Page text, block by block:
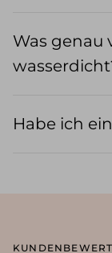
Was genau
Habe ich